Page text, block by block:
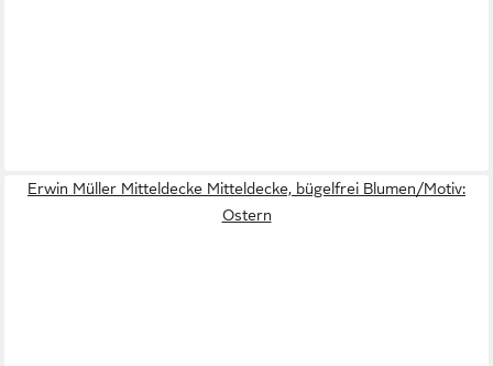
Erwin Müller Mitteldecke Mitteldecke, bügelfrei Blumen/Motiv:
Ostern